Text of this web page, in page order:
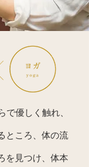
で優しく触れ、
ところ、体の流
を見つけ、体本